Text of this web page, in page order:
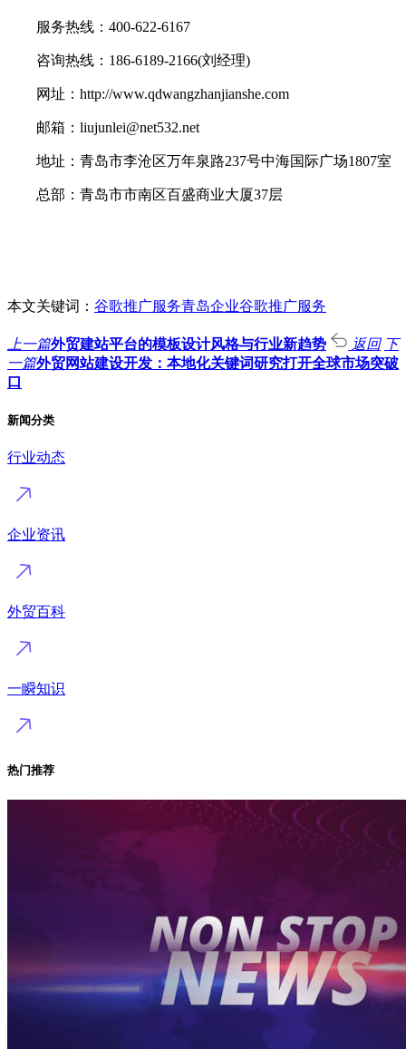
服务热线：400-622-6167
咨询热线：186-6189-2166(刘经理)
网址：http://www.qdwangzhanjianshe.com
邮箱：liujunlei@net532.net
地址：青岛市李沧区万年泉路237号中海国际广场1807室
总部：青岛市市南区百盛商业大厦37层
本文关键词： 谷歌推广服务青岛企业谷歌推广服务
上一篇外贸建站平台的模板设计风格与行业新趋势 返回 下
一篇外贸网站建设开发：本地化关键词研究打开全球市场突破
口
新闻分类
行业动态
企业资讯
外贸百科
一瞬知识
热门推荐